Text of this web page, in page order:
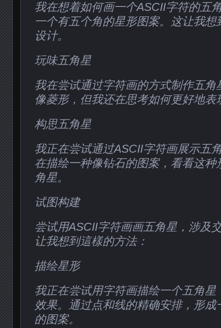
我在想着如何画一个ASCII字符的五
一个有五个角的星形图案。这让我
设计。
玩味五角星
我在尝试通过字符画的方式制作五角
像菱形，但我还在思考如何更好地表
构思五角星
我正在尝试通过ASCII字符画展示五
在描绘一种像钻石的图案，看看这种
角星。
试图构建
尝试用ASCII字符画画五角星，涉及
让我想到這樣的方法：
描绘星形
我正在尝试用字符画描绘一个五角星
效果。通过点和线的精确安排，形成
的图案。